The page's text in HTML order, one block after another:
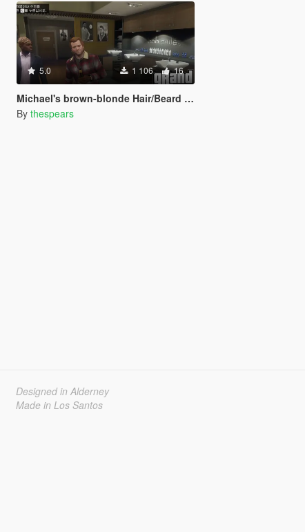
5.0 1 106 16
Michael's brown-blonde Hair/Beard pack
By thespears
Designed in Alderney
Made in Los Santos